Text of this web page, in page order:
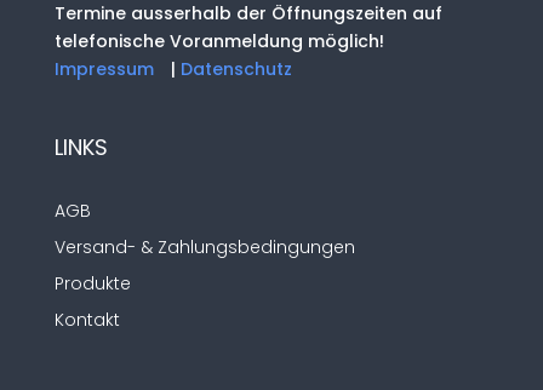
Termine ausserhalb der Öffnungszeiten auf
telefonische Voranmeldung möglich!
Impressum
| Datenschutz
LINKS
AGB
Versand- & Zahlungsbedingungen
Produkte
Kontakt